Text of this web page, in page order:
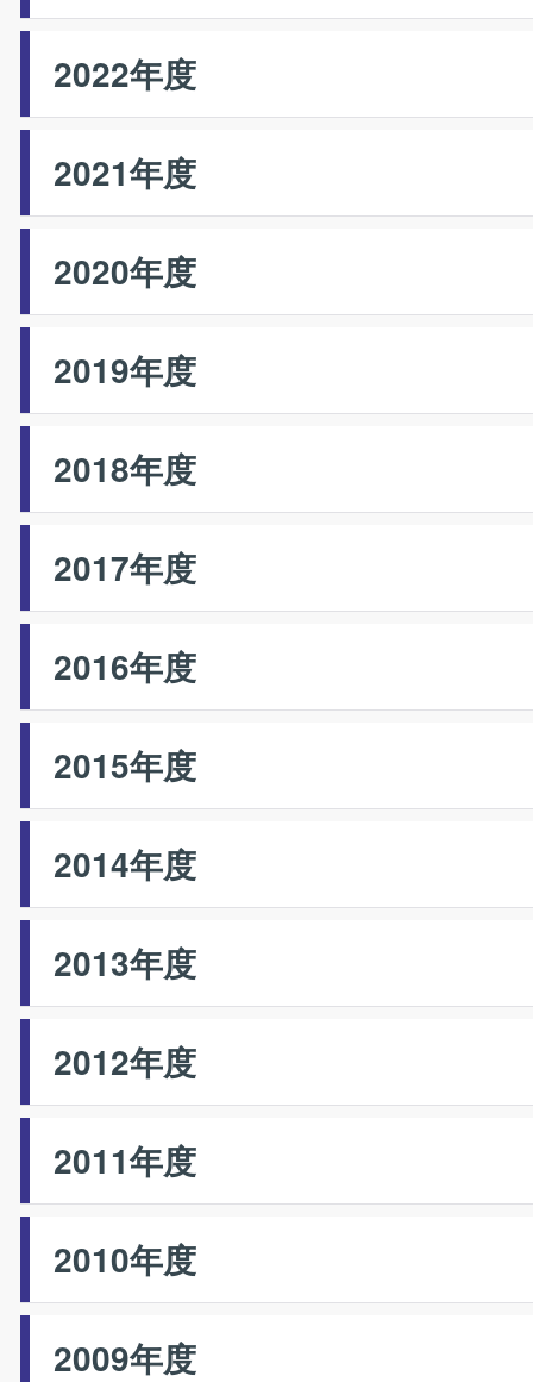
2022年度
2021年度
2020年度
2019年度
2018年度
2017年度
2016年度
2015年度
2014年度
2013年度
2012年度
2011年度
2010年度
2009年度